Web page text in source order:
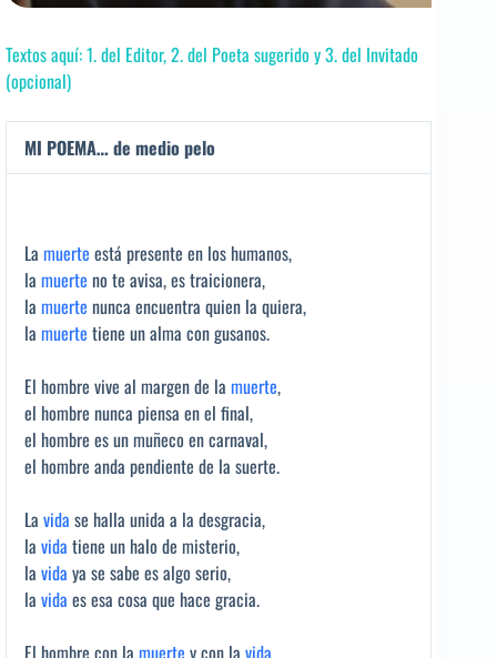
Textos aquí: 1. del Editor, 2. del Poeta sugerido y 3. del Invitado
(opcional)
MI POEMA… de medio pelo
La muerte está presente en los humanos,
la muerte no te avisa, es traicionera,
la muerte nunca encuentra quien la quiera,
la muerte tiene un alma con gusanos.
El hombre vive al margen de la muerte,
el hombre nunca piensa en el final,
el hombre es un muñeco en carnaval,
el hombre anda pendiente de la suerte.
La vida se halla unida a la desgracia,
la vida tiene un halo de misterio,
la vida ya se sabe es algo serio,
la vida es esa cosa que hace gracia.